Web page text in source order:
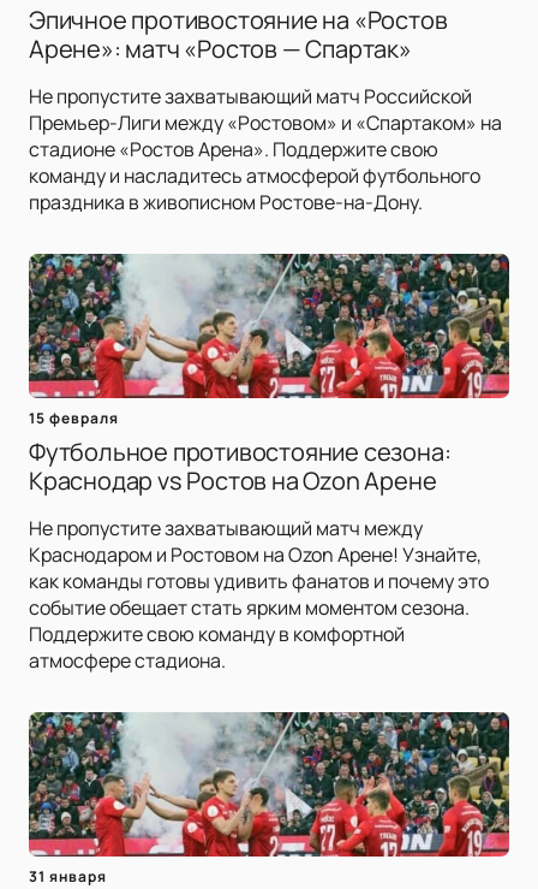
Эпичное противостояние на «Ростов
Арене»: матч «Ростов — Спартак»
Не пропустите захватывающий матч Российской
Премьер-Лиги между «Ростовом» и «Спартаком» на
стадионе «Ростов Арена». Поддержите свою
команду и насладитесь атмосферой футбольного
праздника в живописном Ростове-на-Дону.
15 февраля
Футбольное противостояние сезона:
Краснодар vs Ростов на Ozon Арене
Не пропустите захватывающий матч между
Краснодаром и Ростовом на Ozon Арене! Узнайте,
как команды готовы удивить фанатов и почему это
событие обещает стать ярким моментом сезона.
Поддержите свою команду в комфортной
атмосфере стадиона.
31 января